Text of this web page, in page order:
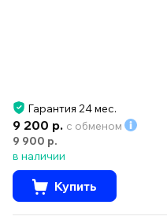
Гарантия 24 мес.
9 200 р. с обменом
9 900 р.
в наличии
Купить